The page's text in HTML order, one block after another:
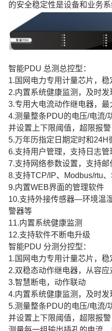
的安全稳定性是设备和业务系
智能PDU 总测总控型：
1.国网电力专用计量芯片，
2.内置系统健康监测，及时
3.专用大电流动作继电器，
4.测量整条PDU的电压/电流/
并设置上下限阈值，超限报警
5.万年历指定日期定时和24H
6.支持用户管理，支持日志管
7.支持网络参数设置，支持邮
8.支持TCP/IP、Modbus/rtu
9.内置WEB界面的管理软件
10.支持外接传感器—环境温
警器等
11.内置系统健康监测
12.支持软件不断电升级
智能PDU 分测分控型：
1.国网电力专用计量芯片，
2.双稳态动作继电器，从容应
3.智慧断电，动作联动
4.内置系统健康监测，及时
5.测量整条PDU的电压/电流/
并设置上下限阈值，超限报警